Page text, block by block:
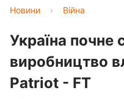
Новини › Війна
Україна почне
виробництво
Patriot - FT